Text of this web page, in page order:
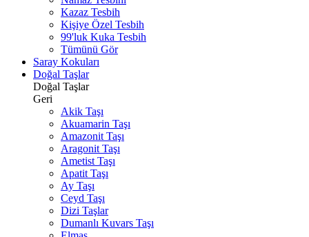
Kazaz Tesbih
Kişiye Özel Tesbih
99'luk Kuka Tesbih
Tümünü Gör
Saray Kokuları
Doğal Taşlar
Doğal Taşlar
Geri
Akik Taşı
Akuamarin Taşı
Amazonit Taşı
Aragonit Taşı
Ametist Taşı
Apatit Taşı
Ay Taşı
Ceyd Taşı
Dizi Taşlar
Dumanlı Kuvars Taşı